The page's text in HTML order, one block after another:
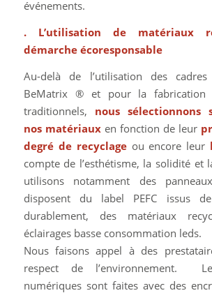
événements.
. L’utilisation de matériaux
démarche écoresponsable
Au-delà de l’utilisation des
BeMatrix ® et pour la fabrication
traditionnels, nous sélectionnons
nos matériauxen fonction de leur
degré de recyclageou encore leur
compte de l’esthétisme, la solidité et
utilisons notamment des
disposent du label PEFC issus
durablement, des matériaux
éclairages basse consommation leds.
Nous faisons appel à des
respect de l’environnement.
numériques sont faites avec des